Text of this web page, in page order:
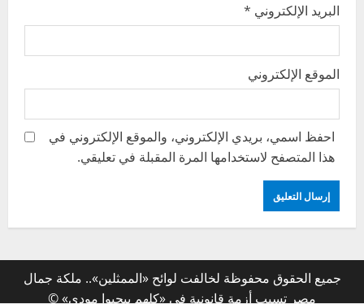
البريد الإلكتروني *
الموقع الإلكتروني
احفظ اسمي، بريدي الإلكتروني، والموقع الإلكتروني في
هذا المتصفح لاستخدامها المرة المقبلة في تعليقي.
جميع الحقوق محفوظة لخالفت لوائح «الممثلين».. ملكة جمال
مصر تسبب أزمة قانونية في «كلهم بيحبوا مودي» ©